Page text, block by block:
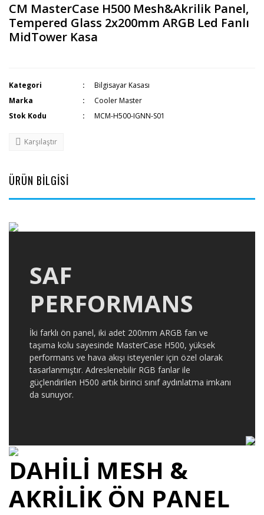
CM MasterCase H500 Mesh&Akrilik Panel,
Tempered Glass 2x200mm ARGB Led Fanlı
MidTower Kasa
Kategori
Bilgisayar Kasası
Marka
Cooler Master
Stok Kodu
MCM-H500-IGNN-S01
Karşılaştır
ÜRÜN BİLGİSİ
SAF
PERFORMANS
İki farklı ön panel, iki adet 200mm ARGB fan ve
taşıma kolu sayesinde MasterCase H500, yüksek
performans ve hava akışı isteyenler için özel olarak
tasarlanmıştır. Adreslenebilir RGB fanlar ile
güçlendirilen H500 artık birinci sınıf aydınlatma imkanı
da sunuyor.
DAHİLİ MESH &
AKRİLİK ÖN PANEL